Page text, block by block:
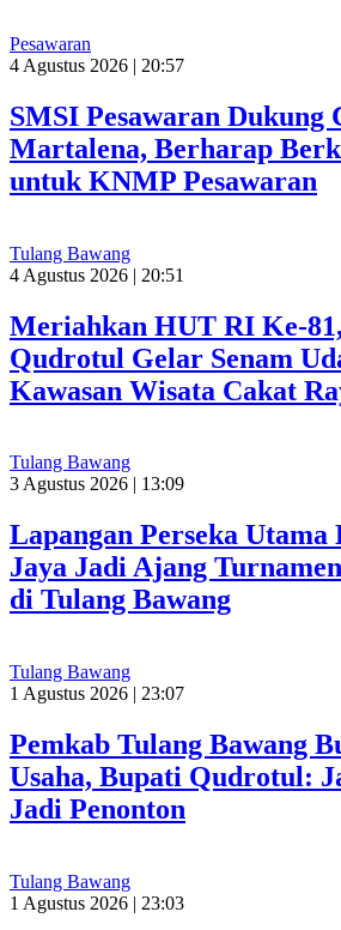
Pesawaran
4 Agustus 2026 | 20:57
SMSI Pesawaran Dukung
Martalena, Berharap
untuk KNMP Pesawaran
Tulang Bawang
4 Agustus 2026 | 20:51
Meriahkan HUT RI Ke-
Qudrotul Gelar Senam
Kawasan Wisata Cakat
Tulang Bawang
3 Agustus 2026 | 13:09
Lapangan Perseka
Jaya Jadi Ajang
di Tulang Bawang
Tulang Bawang
1 Agustus 2026 | 23:07
Pemkab Tulang Bawang
Usaha, Bupati Qudrotul:
Jadi Penonton
Tulang Bawang
1 Agustus 2026 | 23:03